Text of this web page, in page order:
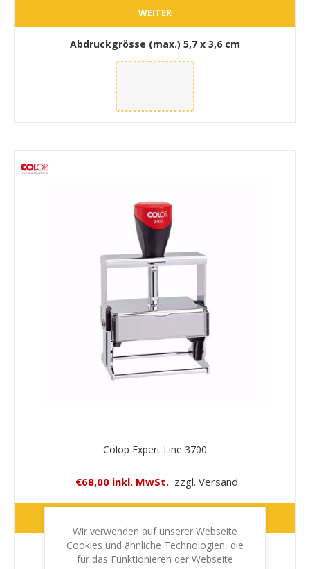
WEITER
Abdruckgrösse (max.) 5,7 x 3,6 cm
Colop Expert Line 3700
€68,00 inkl. MwSt. zzgl. Versand
Abdruckgrösse (max.)7,8 x 3,3 cm
Wir verwenden auf unserer Webseite
Cookies und ähnliche Technologien, die
für das Funktionieren der Webseite